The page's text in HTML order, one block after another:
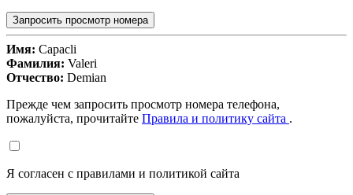
Запросить просмотр номера
Имя: Capacli
Фамилия: Valeri
Отчество: Demian
Прежде чем запросить просмотр номера телефона,
пожалуйста, прочитайте Правила и политику сайта .
Я согласен с правилами и политикой сайта